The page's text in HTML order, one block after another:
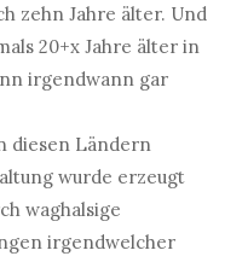
zehn Jahre älter. Und
20+x Jahre älter in
irgendwann gar
diesen Ländern
wurde erzeugt
waghalsige
irgendwelcher